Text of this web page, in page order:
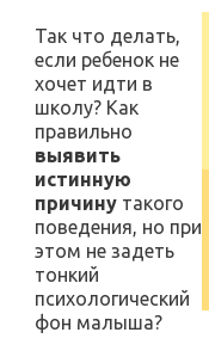
Так что делать,
если ребенок не
хочет идти в
школу? Как
правильно
выявить
истинную
причину такого
поведения, но при
этом не задеть
тонкий
психологический
фон малыша?